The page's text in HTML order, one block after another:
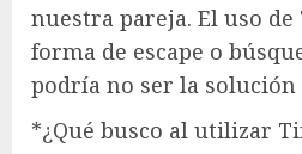
nuestra pareja. El uso
forma de escape o
podría no ser la solución
*¿Qué busco al utilizar